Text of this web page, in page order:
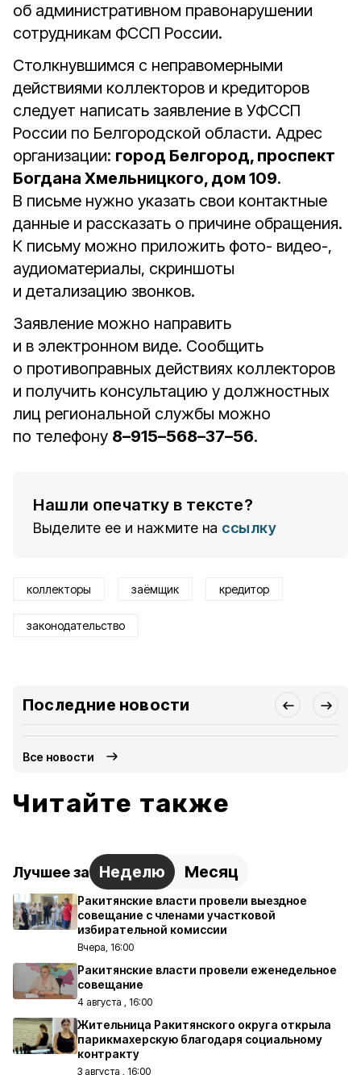
об административном правонарушении
сотрудникам ФССП России.
Столкнувшимся с неправомерными
действиями коллекторов и кредиторов
следует написать заявление в УФССП
России по Белгородской области. Адрес
организации: город Белгород, проспект
Богдана Хмельницкого, дом 109.
В письме нужно указать свои контактные
данные и рассказать о причине обращения.
К письму можно приложить фото- видео-,
аудиоматериалы, скриншоты
и детализацию звонков.
Заявление можно направить
и в электронном виде. Сообщить
о противоправных действиях коллекторов
и получить консультацию у должностных
лиц региональной службы можно
по телефону 8–915–568–37–56.
Нашли опечатку в тексте?
Выделите ее и нажмите на ссылку
коллекторы заёмщик кредитор
законодательство
Последние новости
Все новости
Читайте также
Лучшее за Неделю Месяц
Ракитянские власти провели выездное
совещание с членами участковой
избирательной комиссии
Вчера, 16:00
Ракитянские власти провели еженедельное
совещание
4 августа , 16:00
Жительница Ракитянского округа открыла
парикмахерскую благодаря социальному
контракту
3 августа , 16:00